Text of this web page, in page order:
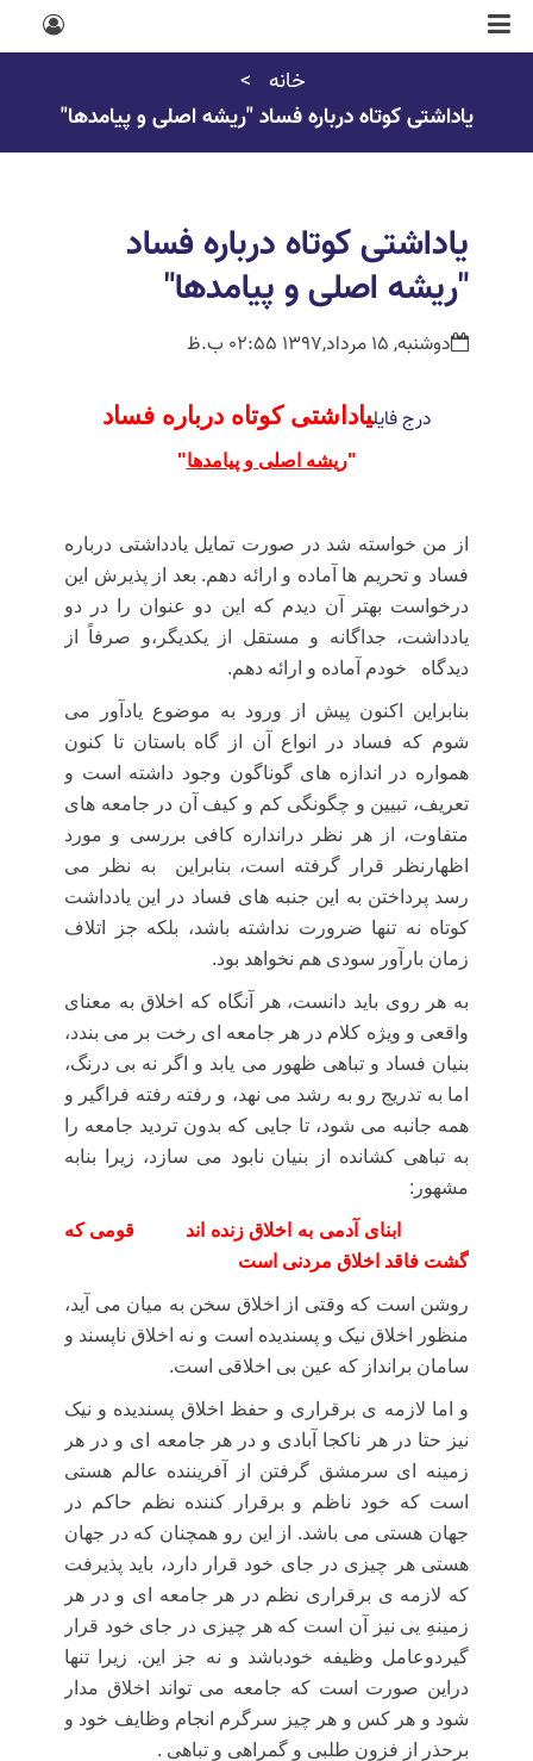
خانه
یاداشتی کوتاه درباره فساد "ریشه اصلی و پیامدها"
یاداشتی کوتاه درباره فساد
"ریشه اصلی و پیامدها"
دوشنبه, 15 مرداد,1397 02:55 ب.ظ
درج فایلیاداشتی کوتاه درباره فساد
"ریشه اصلی و پیامدها"
از من خواسته شد در صورت تمایل یادداشتی درباره
فساد و تحریم ها آماده و ارائه دهم. بعد از پذیرش این
درخواست بهتر آن دیدم که این دو عنوان را در دو
یادداشت، جداگانه و مستقل از یکدیگر،و صرفاً از
دیدگاه
خودم آماده و ارائه دهم.
بنابراین اکنون پیش از ورود به موضوع یادآور می
شوم که فساد در انواع آن از گاه باستان تا کنون
همواره در اندازه های گوناگون وجود داشته است و
تعریف، تبیین و چگونگی کم و کیف آن در جامعه های
متفاوت، از هر نظر درانداره کافی بررسی و مورد
اظهارنظر قرار گرفته است، بنابراین به نظر می
رسد پرداختن به این جنبه های فساد در این یادداشت
کوتاه نه تنها ضرورت نداشته باشد، بلکه جز اتلاف
زمان بارآور سودی هم نخواهد بود.
به هر روی باید دانست، هر آنگاه که اخلاق به معنای
واقعی و ویژه کلام در هر جامعه ای رخت بر می بندد،
بنیان فساد و تباهی ظهور می یابد و اگر نه بی درنگ،
اما به تدریج رو به رشد می نهد، و رفته رفته فراگیر و
همه جانبه می شود، تا جایی که بدون تردید جامعه را
به تباهی کشانده از بنیان نابود می سازد، زیرا بنابه
مشهور:
ابنای آدمی به اخلاق زنده اند
قومی که
گشت فاقد اخلاق مردنی است
روشن است که وقتی از اخلاق سخن به میان می آید،
منظور اخلاق نیک و پسندیده است و نه اخلاق ناپسند و
سامان برانداز که عین بی اخلاقی است.
و اما لازمه ی برقراری و حفظ اخلاق پسندیده و نیک
نیز حتا در هر ناکجا آبادی و در هر جامعه ای و در هر
زمینه ای سرمشق گرفتن از آفریننده عالم هستی
است که خود ناظم و برقرار کننده نظم حاکم در
جهان هستی می باشد. از این رو همچنان که در جهان
هستی هر چیزی در جای خود قرار دارد، باید پذیرفت
که لازمه ی برقراری نظم در هر جامعه ای و در هر
زمینهِ یی نیز آن است که هر چیزی در جای خود قرار
گیردوعامل وظیفه خودباشد و نه جز این. زیرا تنها
دراین صورت است که جامعه می تواند اخلاق مدار
شود و هر کس و هر چیز سرگرم انجام وظایف خود و
برحذر از فزون طلبی و گمراهی و تباهی .